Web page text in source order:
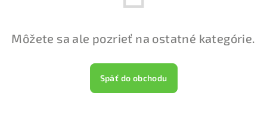
Môžete sa ale pozrieť na ostatné kategórie.
Späť do obchodu